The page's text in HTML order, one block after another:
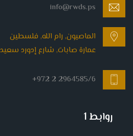
info@rwds.ps
الماصيون, رام الله, فلسطين
عمارة صابات, شارع إدورد سعيد
+972 2 2964585/6
روابط 1